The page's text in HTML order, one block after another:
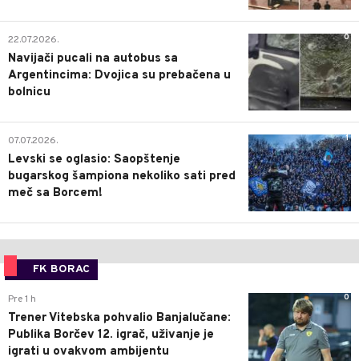
0
22.07.2026.
Navijači pucali na autobus sa
Argentincima: Dvojica su prebačena u
bolnicu
1
07.07.2026.
Levski se oglasio: Saopštenje
bugarskog šampiona nekoliko sati pred
meč sa Borcem!
FK BORAC
0
Pre 1 h
Trener Vitebska pohvalio Banjalučane:
Publika Borčev 12. igrač, uživanje je
igrati u ovakvom ambijentu